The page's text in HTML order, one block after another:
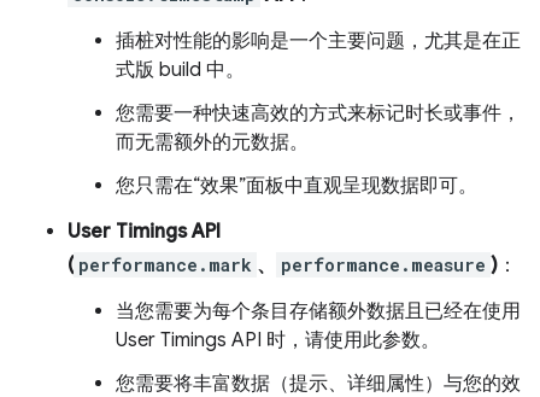
插桩对性能的影响是一个主要问题，尤其是在正
式版 build 中。
您需要一种快速高效的方式来标记时长或事件，
而无需额外的元数据。
您只需在“效果”面板中直观呈现数据即可。
User Timings API
( performance.mark 、 performance.measure ) ：
当您需要为每个条目存储额外数据且已经在使用
User Timings API 时，请使用此参数。
您需要将丰富数据（提示、详细属性）与您的效